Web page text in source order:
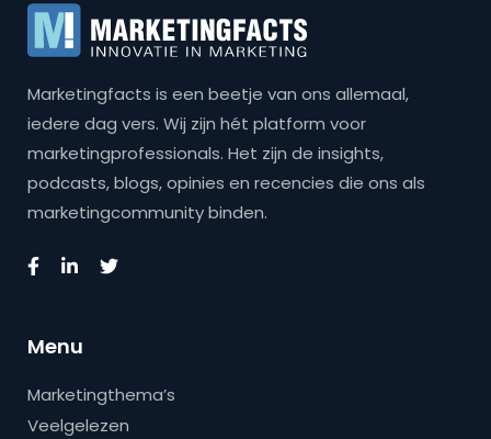
Marketingfacts is een beetje van ons allemaal,
iedere dag vers. Wij zijn hét platform voor
marketingprofessionals. Het zijn de insights,
podcasts, blogs, opinies en recencies die ons als
marketingcommunity binden.
Menu
Marketingthema’s
Veelgelezen